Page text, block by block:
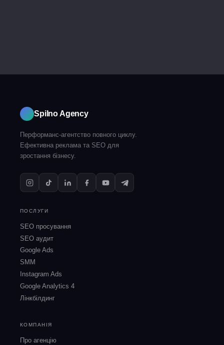
Spilno Agency
Перформанс-агентство повного циклу.
Ефективна реклама та SEO для
зростання бізнесу.
ПОСЛУГИ
SEO просування
SEO аудит
Google Ads
SMM
Instagram Ads
Google Analytics 4
Лінкбілдинг
КОМПАНІЯ
Про агенцію